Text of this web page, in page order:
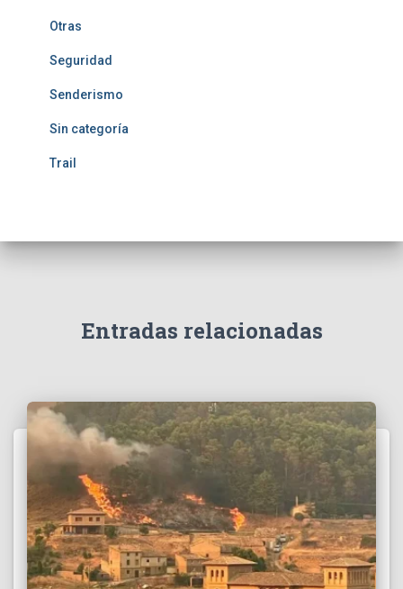
Otras
Seguridad
Senderismo
Sin categoría
Trail
Entradas relacionadas